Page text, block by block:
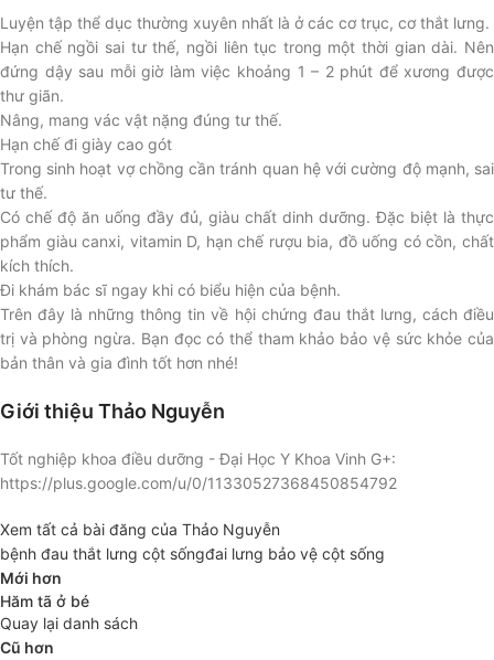
Luyện tập thể dục thường xuyên nhất là ở các cơ trục, cơ thắt lưng.
Hạn chế ngồi sai tư thế, ngồi liên tục trong một thời gian dài. Nên
đứng dậy sau mỗi giờ làm việc khoảng 1 – 2 phút để xương được
thư giãn.
Nâng, mang vác vật nặng đúng tư thế.
Hạn chế đi giày cao gót
Trong sinh hoạt vợ chồng cần tránh quan hệ với cường độ mạnh, sai
tư thế.
Có chế độ ăn uống đầy đủ, giàu chất dinh dưỡng. Đặc biệt là thực
phẩm giàu canxi, vitamin D, hạn chế rượu bia, đồ uống có cồn, chất
kích thích.
Đi khám bác sĩ ngay khi có biểu hiện của bệnh.
Trên đây là những thông tin về hội chứng đau thắt lưng, cách điều
trị và phòng ngừa. Bạn đọc có thể tham khảo bảo vệ sức khỏe của
bản thân và gia đình tốt hơn nhé!
Giới thiệu Thảo Nguyễn
Tốt nghiệp khoa điều dưỡng - Đại Học Y Khoa Vinh G+:
https://plus.google.com/u/0/11330527368450854792
Xem tất cả bài đăng của Thảo Nguyễn
bệnh đau thắt lưng cột sốngđai lưng bảo vệ cột sống
Mới hơn
Hăm tã ở bé
Quay lại danh sách
Cũ hơn